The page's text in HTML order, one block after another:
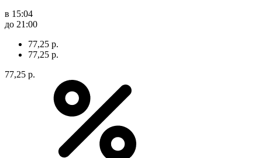
в 15:04
до 21:00
77,25 р.
77,25 р.
77,25 р.